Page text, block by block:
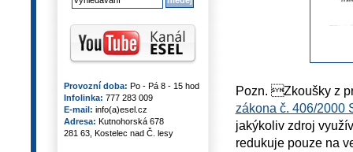
Provozní doba: Po - Pá 8 - 15 hod
Infolinka: 777 283 009
E-mail: info(a)esel.cz
Adresa: Kutnohorská 678
281 63, Kostelec nad Č. lesy
Pozn. Zkoušky z
zákona č. 406/2000
jakýkoliv zdroj
redukuje pouze na